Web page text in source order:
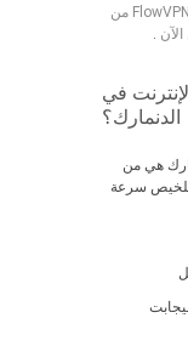
قم بتنزيل تطبيق FlowVPN من
.
في
الدنمارك؟
هي من
تلخيص سرعة
النطاق العريض حوالي 100-300 ميجابت